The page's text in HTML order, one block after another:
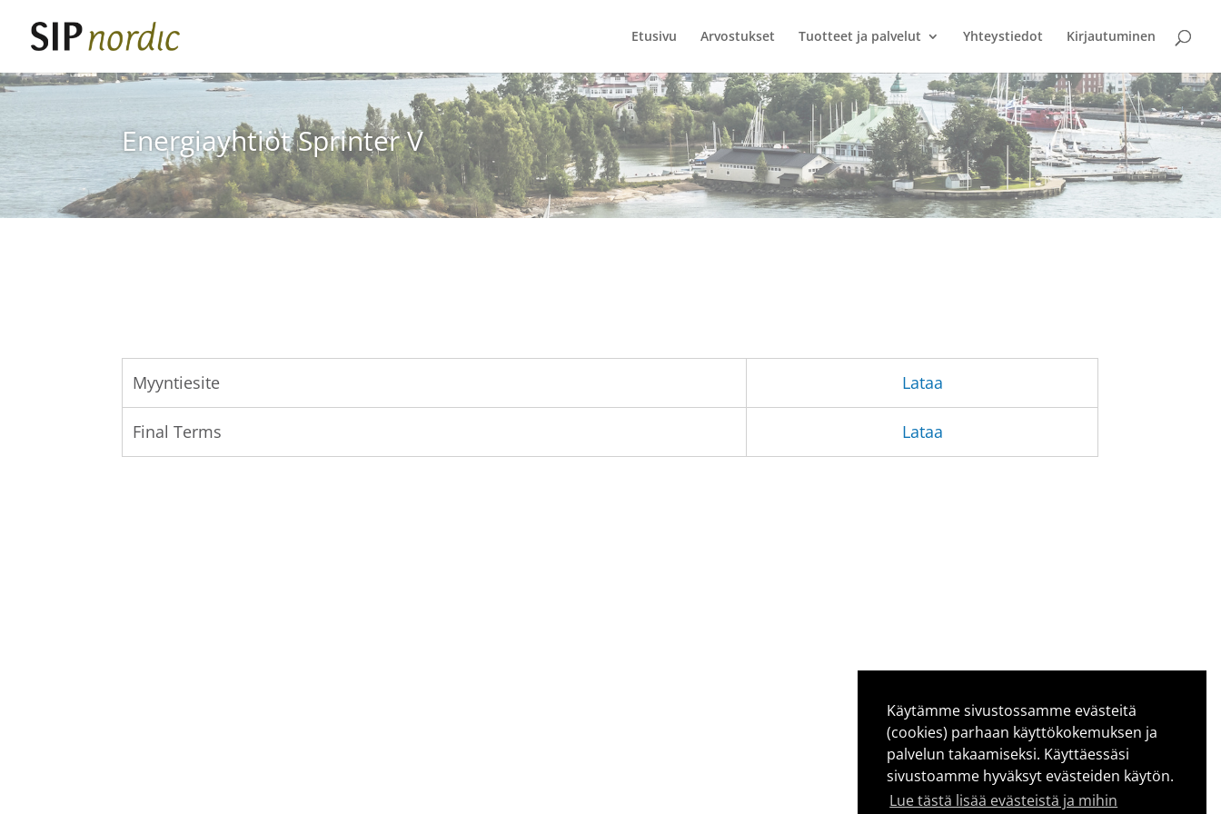
Käytämme sivustossamme evästeitä
(cookies) parhaan käyttökokemuksen ja
palvelun takaamiseksi. Käyttäessäsi
sivustoamme hyväksyt evästeiden käytön.
Lue tästä lisää evästeistä ja mihin
Etusivu Arvostukset Tuotteet ja palvelut Yhteystiedot Kirjautuminen
Energiayhtiöt Sprinter V
Myyntiesite Lataa
Final Terms Lataa